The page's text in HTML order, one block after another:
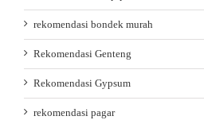
rekomendasi bondek murah
Rekomendasi Genteng
Rekomendasi Gypsum
rekomendasi pagar